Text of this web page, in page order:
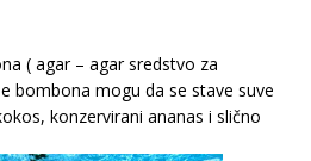
( agar – agar sredstvo za
bombona mogu da se stave suve
konzervirani ananas i slično